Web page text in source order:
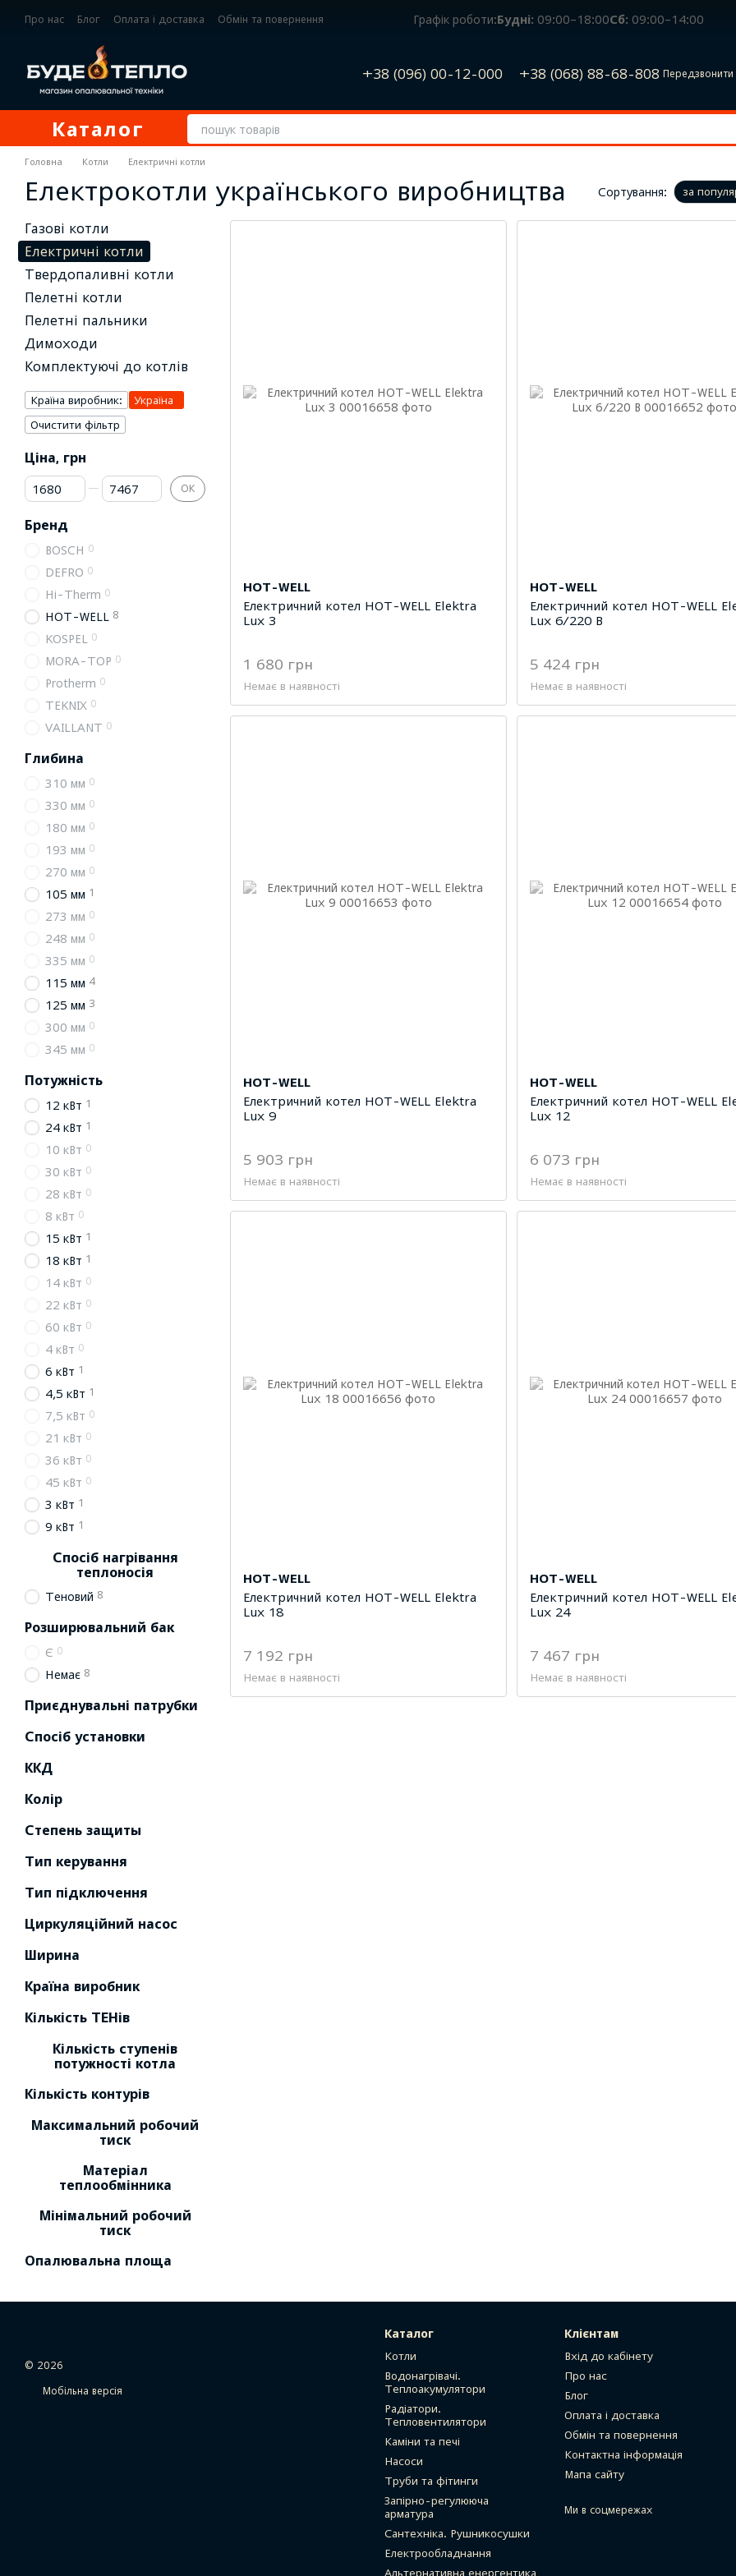
Про нас Блог Оплата і доставка
Обмін та повернення
Графік роботи:Будні: 09:00–18:00Сб: 09:00–14:00
+38 (096) 00-12-000 +38 (068) 88-68-808 Передзвонити
Каталог
Головна Котли Електричні котли
Електрокотли українського виробництва Сортування: за
HOT-WELL
Електричний котел HOT-WELL Elektra
Lux 3
1 680 грн
Немає в наявності
HOT-WELL
Електричний котел HOT-WELL
Lux 6/220 В
5 424 грн
Немає в наявності
HOT-WELL
Електричний котел HOT-WELL Elektra
Lux 9
5 903 грн
Немає в наявності
HOT-WELL
Електричний котел HOT-WELL
Lux 12
6 073 грн
Немає в наявності
HOT-WELL
Електричний котел HOT-WELL Elektra
Lux 18
7 192 грн
Немає в наявності
HOT-WELL
Електричний котел HOT-WELL
Lux 24
7 467 грн
Немає в наявності
Газові котли
Електричні котли
Твердопаливні котли
Пелетні котли
Пелетні пальники
Димоходи
Комплектуючі до котлів
Країна виробник:
Україна
Очистити фільтр
Ціна, грн
Від Ціна, грн
До Ціна, грн ОК
Бренд
BOSCH 0
DEFRO 0
Hi-Therm 0
HOT-WELL 8
KOSPEL 0
MORA-TOP 0
Protherm 0
TEKNIX 0
VAILLANT 0
Глибина
310 мм 0
330 мм 0
180 мм 0
193 мм 0
270 мм 0
105 мм 1
273 мм 0
248 мм 0
335 мм 0
115 мм 4
125 мм 3
300 мм 0
345 мм 0
Потужність
12 кВт 1
24 кВт 1
10 кВт 0
30 кВт 0
28 кВт 0
8 кВт 0
15 кВт 1
18 кВт 1
14 кВт 0
22 кВт 0
60 кВт 0
4 кВт 0
6 кВт 1
4,5 кВт 1
7,5 кВт 0
21 кВт 0
36 кВт 0
45 кВт 0
3 кВт 1
9 кВт 1
Спосіб нагрівання
теплоносія
Теновий 8
Розширювальний бак
Є 0
Немає 8
Приєднувальні патрубки
Спосіб установки
ККД
Колір
Степень защиты
Тип керування
Тип підключення
Циркуляційний насос
Ширина
Країна виробник
Кількість ТЕНів
Кількість ступенів
потужності котла
Кількість контурів
Максимальний робочий
тиск
Матеріал
теплообмінника
Мінімальний робочий
тиск
Опалювальна площа
© 2026
Мобільна версія
Каталог
Котли
Водонагрівачі.
Теплоакумулятори
Радіатори.
Тепловентилятори
Каміни та печі
Насоси
Труби та фітинги
Запірно-регулююча
арматура
Сантехніка. Рушникосушки
Електрообладнання
Альтернативна енергентика
Клієнтам
Вхід до кабінету
Про нас
Блог
Оплата і доставка
Обмін та повернення
Контактна інформація
Мапа сайту
Ми в соцмережах